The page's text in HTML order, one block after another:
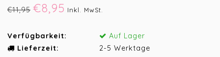
€11,95 €8,95 Inkl. MwSt.
Verfügbarkeit:
Auf Lager
Lieferzeit:
2-5 Werktage